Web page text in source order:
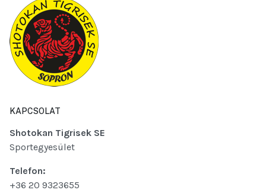
KAPCSOLAT
Shotokan Tigrisek SE
Sportegyesület
Telefon:
+36 20 9323655